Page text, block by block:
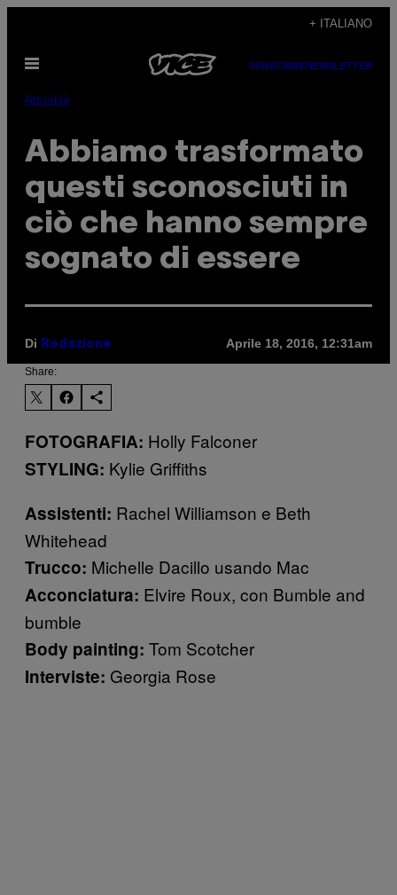
contenuto
+ ITALIANO
Apri
SUBSCRIBENEWSLETTER
Attualità
Abbiamo trasformato
questi sconosciuti in
ciò che hanno sempre
sognato di essere
Di Redazione Aprile 18, 2016, 12:31am
Share:
FOTOGRAFIA: Holly Falconer
STYLING: Kylie Griffiths
Assistenti: Rachel Williamson e Beth
Whitehead
Trucco: Michelle Dacillo usando Mac
Acconciatura: Elvire Roux, con Bumble and
bumble
Body painting: Tom Scotcher
Interviste: Georgia Rose